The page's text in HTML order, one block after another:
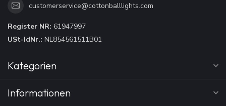
customerservice@cottonballlights.com
Register NR: 61947997
USt-IdNr.: NL854561511B01
Kategorien
Informationen